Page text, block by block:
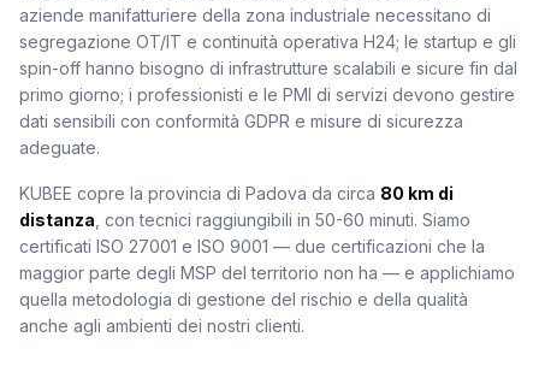
aziende manifatturiere della zona industriale necessitano di
segregazione OT/IT e continuità operativa H24; le startup e gli
spin-off hanno bisogno di infrastrutture scalabili e sicure fin dal
primo giorno; i professionisti e le PMI di servizi devono gestire
dati sensibili con conformità GDPR e misure di sicurezza
adeguate.
KUBEE copre la provincia di Padova da circa 80 km di
distanza , con tecnici raggiungibili in 50-60 minuti. Siamo
certificati ISO 27001 e ISO 9001 — due certificazioni che la
maggior parte degli MSP del territorio non ha — e applichiamo
quella metodologia di gestione del rischio e della qualità
anche agli ambienti dei nostri clienti.